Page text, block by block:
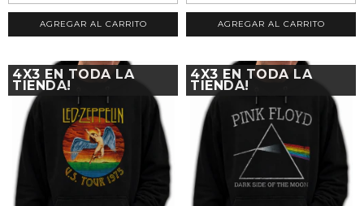
AGREGAR AL CARRITO AGREGAR AL CARRITO
4X3 EN TODA LA
TIENDA!
4X3 EN TODA LA
TIENDA!